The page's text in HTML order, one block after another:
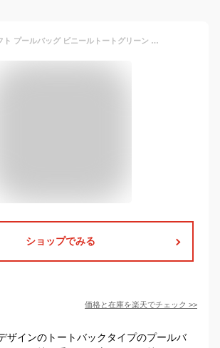
マインクラフト プールバッグ ビニールトートグリーン Minecraft トートバッグ ビーチバッグ 海 プール レジャー 用品 男の子 ト プールバッグ ビニールバッグ
ショップでみる
価格と在庫を楽天でチェック >>
ザインのトートバックタイプのプールバ